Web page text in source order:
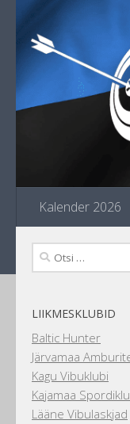
Skip to content
Kalender 2026
Otsi:
LIIKMESKLUBID
Baltic Hunter
Järvamaa
Kagu Vibuklubi
Kajamaa
Lääne Vibulaskjad